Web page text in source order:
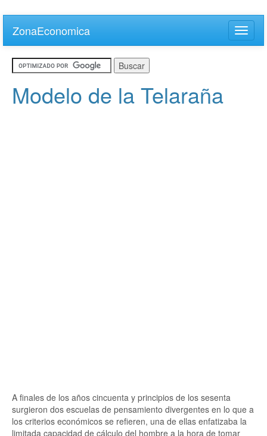
main
content
ZonaEconomica
Toggle
Modelo de la Telaraña
A finales de los años cincuenta y principios de los sesenta
surgieron dos escuelas de pensamiento divergentes en lo que a
los criterios económicos se refieren, una de ellas enfatizaba la
limitada capacidad de cálculo del hombre a la hora de tomar